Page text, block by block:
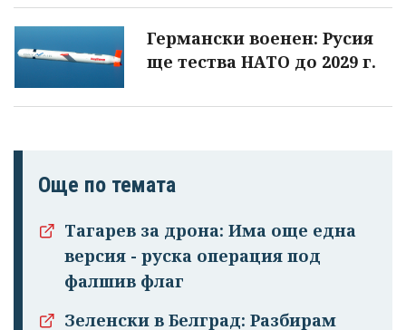
Германски военен: Русия
ще тества НАТО до 2029 г.
Още по темата
Тагарев за дрона: Има още една
версия - руска операция под
фалшив флаг
Зеленски в Белград: Разбирам